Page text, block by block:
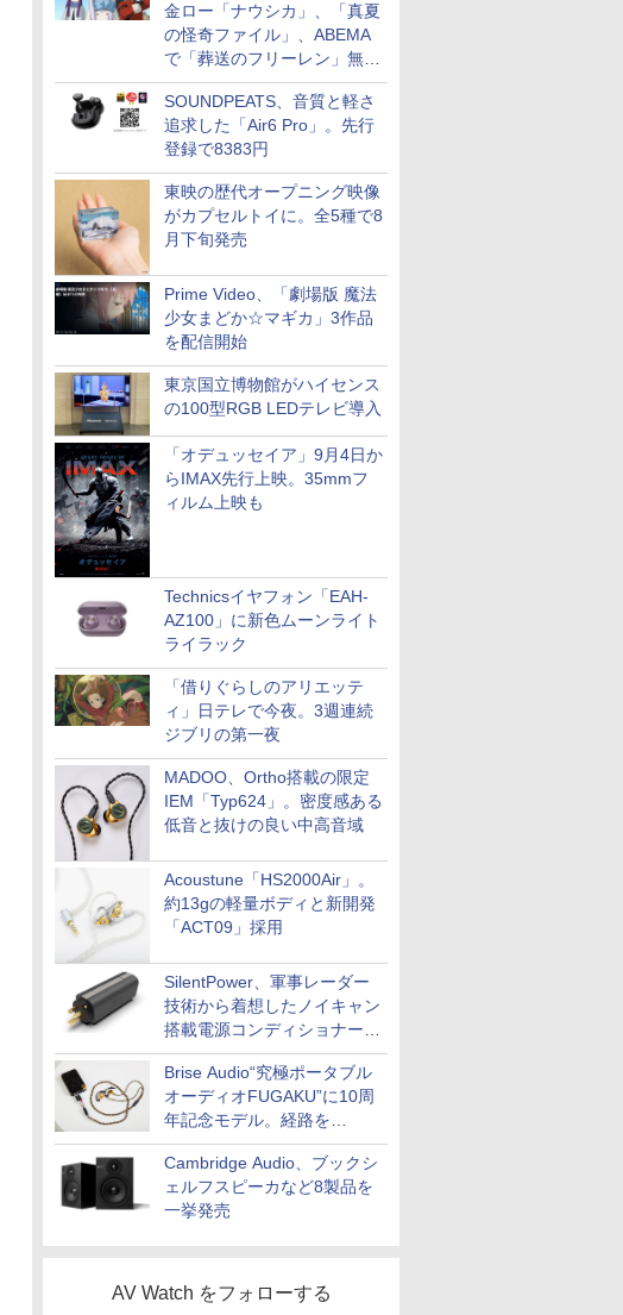
金ロー「ナウシカ」、「真夏
の怪奇ファイル」、ABEMA
で「葬送のフリーレン」無料
配信など。夏の特番・配信情
報
SOUNDPEATS、音質と軽さ
追求した「Air6 Pro」。先行
登録で8383円
東映の歴代オープニング映像
がカプセルトイに。全5種で8
月下旬発売
Prime Video、「劇場版 魔法
少女まどか☆マギカ」3作品
を配信開始
東京国立博物館がハイセンス
の100型RGB LEDテレビ導入
「オデュッセイア」9月4日か
らIMAX先行上映。35mmフ
ィルム上映も
Technicsイヤフォン「EAH-
AZ100」に新色ムーンライト
ライラック
「借りぐらしのアリエッテ
ィ」日テレで今夜。3週連続
ジブリの第一夜
MADOO、Ortho搭載の限定
IEM「Typ624」。密度感ある
低音と抜けの良い中高音域
Acoustune「HS2000Air」。
約13gの軽量ボディと新開発
「ACT09」採用
SilentPower、軍事レーダー
技術から着想したノイキャン
搭載電源コンディショナー
「AC iPurifier2」
Brise Audio“究極ポータブル
オーディオFUGAKU”に10周
年記念モデル。経路を
NISHIKIで統一。400万円
Cambridge Audio、ブックシ
ェルフスピーカなど8製品を
一挙発売
AV Watch をフォローする